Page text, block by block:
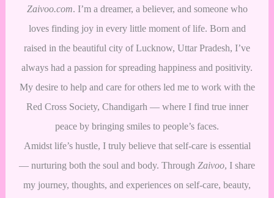
Zaivoo.com. I’m a dreamer, a believer, and someone who
loves finding joy in every little moment of life. Born and
raised in the beautiful city of Lucknow, Uttar Pradesh, I’ve
always had a passion for spreading happiness and positivity.
My desire to help and care for others led me to work with the
Red Cross Society, Chandigarh — where I find true inner
peace by bringing smiles to people’s faces.
Amidst life’s hustle, I truly believe that self-care is essential
— nurturing both the soul and body. Through Zaivoo, I share
my journey, thoughts, and experiences on self-care, beauty,